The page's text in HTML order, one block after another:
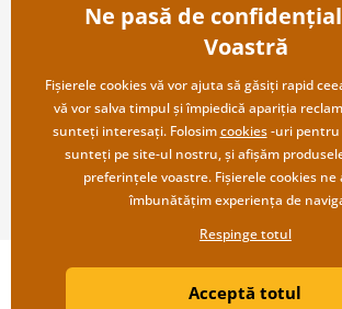
Condiții și termeni generali
Protecția datelor personale
Transport și modalități de plată
Returnare
Despre noi
Întrebări
Contacte
Cooperare
Copyright ©2019 ©
Litvanyi.sk| Magazinul online a
Ne pasă de
Voastră
Fișierele cookies vă vor ajuta să găsiți rapid
vă vor salva timpul și împiedică apariția
sunteți interesați. Folosimcookies-uri pentru
sunteți pe site-ul nostru, și afișăm
preferințele voastre. Fișierele cookies ne
îmbunătățim experiența de
Respinge totul
Acceptă totul